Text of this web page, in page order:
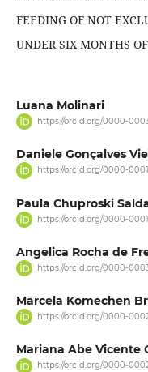
FEEDING OF NOT
UNDER SIX MONTHS
Luana Molinari
https://orcid.org/0000-
Daniele Gonçalves
https://orcid.org/0000-
Paula Chuproski
https://orcid.org/0000-
Angelica Rocha de
https://orcid.org/0000-
Marcela Komechen
https://orcid.org/0000-
Mariana Abe Vicente
https://orcid.org/0000-